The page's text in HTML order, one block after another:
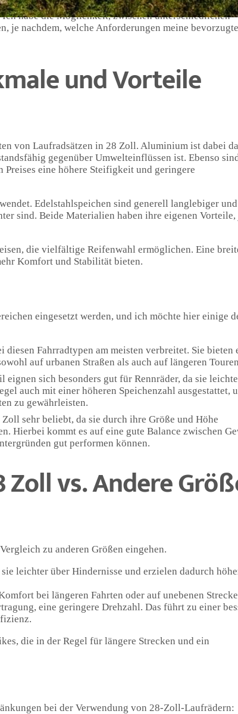
habe die Möglichkeit, zwischen unterschiedlichen
je nachdem, welche Anforderungen meine
und Vorteile
von Laufradsätzen in 28 Zoll. Aluminium ist dabei
gegenüber Umwelteinflüssen ist. Ebenso
eine höhere Steifigkeit und geringere
Edelstahlspeichen sind generell langlebiger und
sind. Beide Materialien haben ihre eigenen Vorteile,
die vielfältige Reifenwahl ermöglichen. Eine
Komfort und Stabilität bieten.
eingesetzt werden, und ich möchte hier einige
diesen Fahrradtypen am meisten verbreitet. Sie bieten
auf urbanen Straßen als auch auf längeren
sich besonders gut für Rennräder, da sie
auch mit einer höheren Speichenzahl ausgestattet,
zu gewährleisten.
sehr beliebt, da sie durch ihre Größe und Höhe
Hierbei kommt es auf eine gute Balance zwischen
gut performen können.
vs. Andere
zu anderen Größen eingehen.
leichter über Hindernisse und erzielen dadurch
bei längeren Fahrten oder auf unebenen
eine geringere Drehzahl. Das führt zu einer
die in der Regel für längere Strecken und ein
bei der Verwendung von 28-Zoll-Laufrädern: